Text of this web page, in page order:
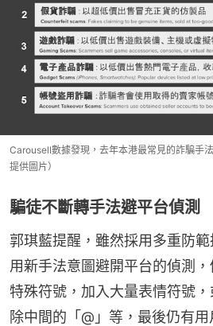
Carousell數據發現，去年本港最常見的詐騙手
提供圖片）
騙徒不斷轉手法避平台偵
郭琪藍提醒，雖然採用多重防
用新手法意圖避開平台的偵測
特殊符號，加入大量表情符號
除中間的「@」等，最後仍有